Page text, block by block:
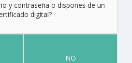
y contraseña o dispones de un
digital?
NO